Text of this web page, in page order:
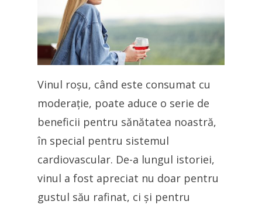
Vinul roșu, când este consumat cu
moderație, poate aduce o serie de
beneficii pentru sănătatea noastră,
în special pentru sistemul
cardiovascular. De-a lungul istoriei,
vinul a fost apreciat nu doar pentru
gustul său rafinat, ci și pentru